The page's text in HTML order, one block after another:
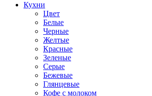
Кухни
Цвет
Белые
Черные
Желтые
Красные
Зеленые
Серые
Бежевые
Глянцевые
Кофе с молоком